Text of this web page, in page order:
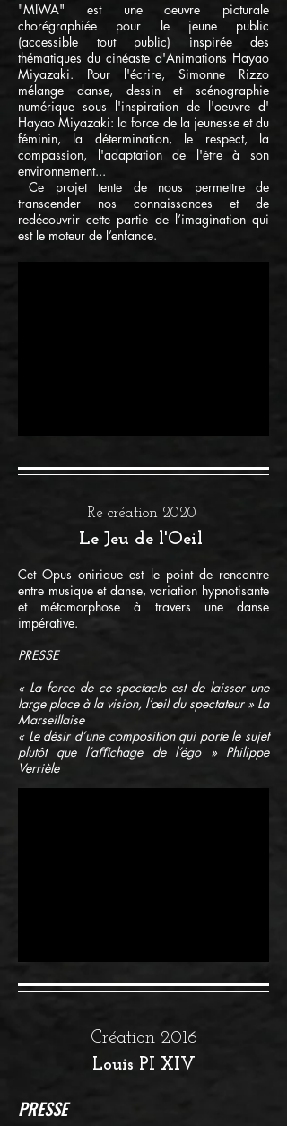
"MIWA" est une oeuvre picturale
chorégraphiée pour le jeune public
(accessible tout public) inspirée des
thématiques du cinéaste d'Animations Hayao
Miyazaki. Pour l'écrire, Simonne Rizzo
mélange danse, dessin et scénographie
numérique sous l'inspiration de l'oeuvre d'
Hayao Miyazaki: la force de la jeunesse et du
féminin, la détermination, le respect, la
compassion, l'adaptation de l'être à son
environnement...
Ce projet tente de nous permettre de
transcender nos connaissances et de
redécouvrir cette partie de l’imagination qui
est le moteur de l’enfance.
Re création 2020
Le Jeu de l'Oeil
Cet Opus onirique est le point de rencontre
entre musique et danse, variation hypnotisante
et métamorphose à travers une danse
impérative.
PRESSE
« La force de ce spectacle est de laisser une
large place à la vision, l’œil du spectateur » La
Marseillaise
« Le désir d’une composition qui porte le sujet
plutôt que l’aﬃchage de l’égo » Philippe
Verrièle
Création 2016
Louis PI XIV
PRESSE